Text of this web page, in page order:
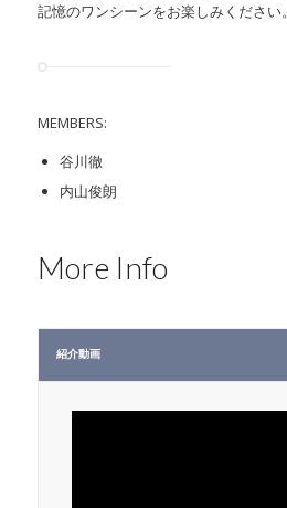
記憶のワンシーンをお楽しみください。
MEMBERS:
谷川徹
内山俊朗
More Info
紹介動画